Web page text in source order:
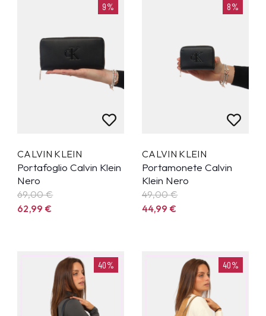
9%
CALVIN KLEIN
Portafoglio Calvin Klein
Nero
69,00 €
62,99€
8%
CALVIN KLEIN
Portamonete Calvin
Klein Nero
49,00 €
44,99€
40% 40%